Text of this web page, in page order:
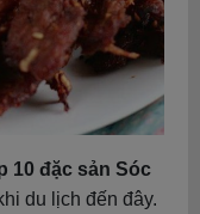
10 đặc sản Sóc
du lịch đến đây.